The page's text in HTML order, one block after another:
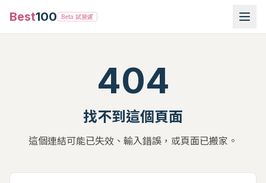
Best100 Beta 試營運
404
找不到這個頁面
這個連結可能已失效、輸入錯誤，或頁面已搬家。